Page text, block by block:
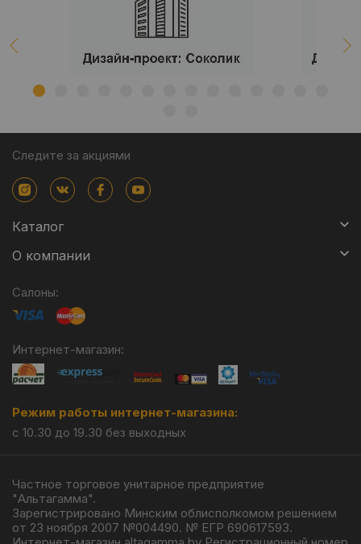
Следите за акциями
Каталог
О компании
Салоны:
Интернет-магазин:
Режим работы интернет-магазина:
с 10.30 до 19.30 без выходных
Частное торговое унитарное предприятие
"Альтагамма".
Зарегистрировано Минским облисполкомом решением
от 23 ноября 2007 №004490. № ЕГР 690617593.